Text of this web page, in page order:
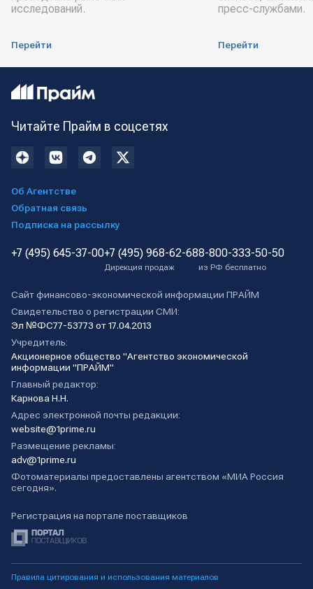
исследований.
Перейти
пресс-службами.
Перейти
Читайте Прайм в соцсетях
Об Агентстве
Обратная связь
Подписка на рассылку
+7 (495) 645-37-00+7 (495) 968-62-68
Дирекция продаж
8-800-333-50-50
из РФ бесплатно
Сайт финансово-экономической информации ПРАЙМ
Свидетельство о регистрации СМИ:
Эл №ФС77-53773 от 17.04.2013
Учредитель:
Акционерное общество "Агентство экономической
информации "ПРАЙМ"
Главный редактор:
Карнова Н.Н.
Адрес электронной почты редакции:
website@1prime.ru
Размещение рекламы:
adv@1prime.ru
Фотоматериалы предоставлены агентством «МИА Россия
сегодня».
Регистрация на портале поставщиков
Правила цитирования и использования материалов